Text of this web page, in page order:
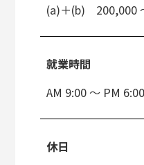
(a)＋(b) 200,000
就業時間
AM 9:00 ～ PM
休日